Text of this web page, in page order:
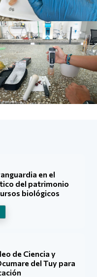
en el
del patrimonio
biológicos
de Ciencia y
del Tuy para